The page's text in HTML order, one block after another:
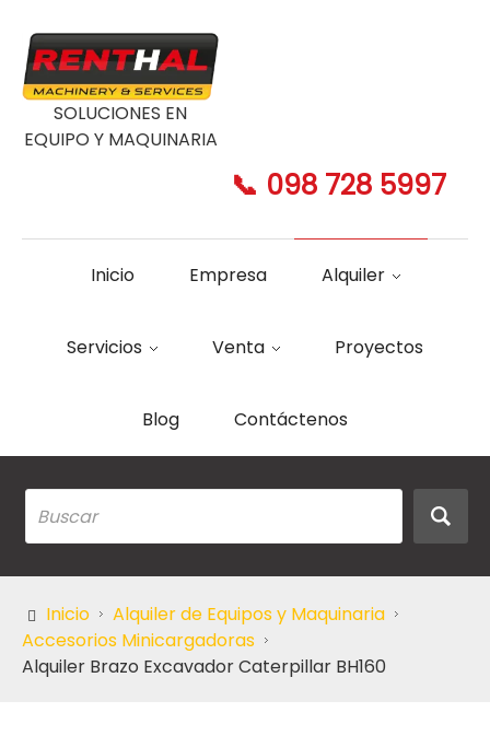
SOLUCIONES EN
EQUIPO Y MAQUINARIA
📞 098 728 5997
Inicio Empresa Alquiler
Servicios Venta Proyectos
Blog Contáctenos
Inicio
Alquiler de Equipos y Maquinaria
Accesorios Minicargadoras
Alquiler Brazo Excavador Caterpillar BH160